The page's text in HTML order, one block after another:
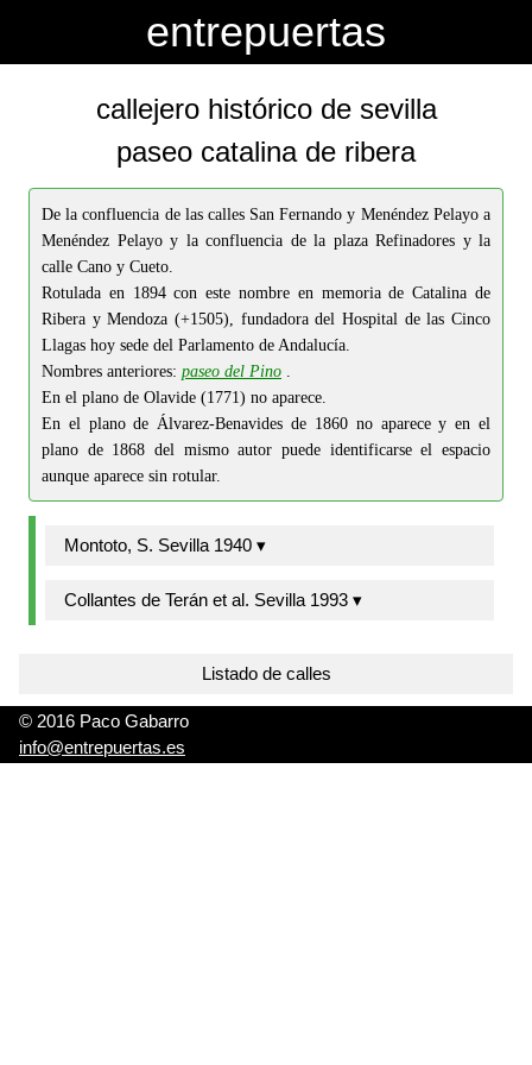
entrepuertas
callejero histórico de sevilla
paseo catalina de ribera
De la confluencia de las calles San Fernando y Menéndez Pelayo a
Menéndez Pelayo y la confluencia de la plaza Refinadores y la
calle Cano y Cueto.
Rotulada en 1894 con este nombre en memoria de Catalina de
Ribera y Mendoza (+1505), fundadora del Hospital de las Cinco
Llagas hoy sede del Parlamento de Andalucía.
Nombres anteriores: paseo del Pino .
En el plano de Olavide (1771) no aparece.
En el plano de Álvarez-Benavides de 1860 no aparece y en el
plano de 1868 del mismo autor puede identificarse el espacio
aunque aparece sin rotular.
Montoto, S. Sevilla 1940 ▾
Collantes de Terán et al. Sevilla 1993 ▾
Listado de calles
© 2016 Paco Gabarro
info@entrepuertas.es